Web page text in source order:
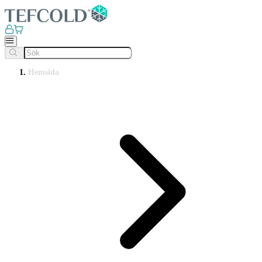
Hemsida